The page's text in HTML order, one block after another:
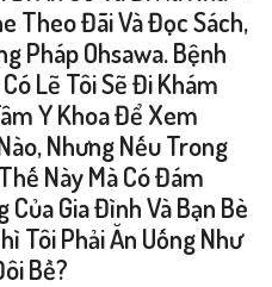
Theo Đãi Và Đọc Sách,
Pháp Ohsawa. Bệnh
Lẽ Tôi Sẽ Đi Khám
Y Khoa Để Xem
Nhưng Nếu Trong
Này Mà Có Đám
Gia Đình Và Bạn Bè
Tôi Phải Ăn Uống Như
Bề?